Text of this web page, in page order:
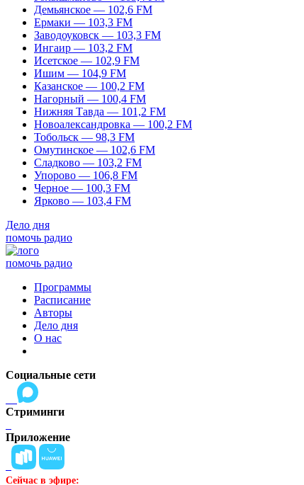
Демьянское — 102,6 FM
Ермаки — 103,3 FM
Заводоуковск — 103,3 FM
Ингаир — 103,2 FM
Исетское — 102,9 FM
Ишим — 104,9 FM
Казанское — 100,2 FM
Нагорный — 100,4 FM
Нижняя Тавда — 101,2 FM
Новоалександровка — 100,2 FM
Тобольск — 98,3 FM
Омутинское — 102,6 FM
Сладково — 103,2 FM
Упорово — 106,8 FM
Черное — 100,3 FM
Ярково — 103,4 FM
Дело дня
помочь радио
помочь радио
Программы
Расписание
Авторы
Дело дня
О нас
Социальные сети
Стриминги
Приложение
Сейчас в эфире: